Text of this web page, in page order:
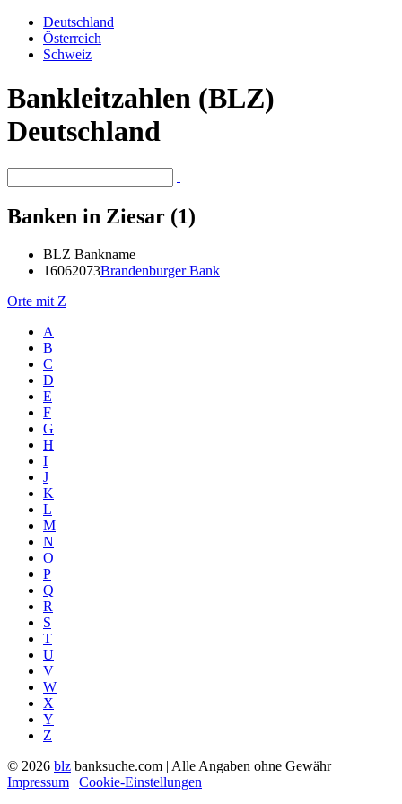
Deutschland
Österreich
Schweiz
Bankleitzahlen (BLZ)
Deutschland
Banken in Ziesar (1)
BLZ Bankname
16062073Brandenburger Bank
Orte mit Z
A
B
C
D
E
F
G
H
I
J
K
L
M
N
O
P
Q
R
S
T
U
V
W
X
Y
Z
© 2026 blz banksuche.com | Alle Angaben ohne Gewähr
Impressum | Cookie-Einstellungen